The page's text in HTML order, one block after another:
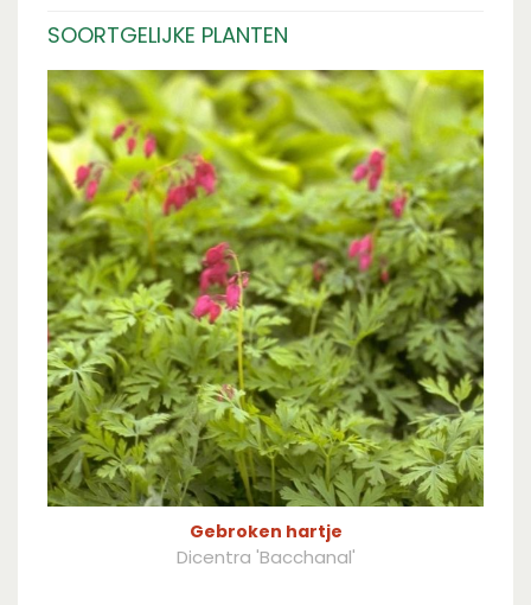
SOORTGELIJKE PLANTEN
Gebroken hartje
Dicentra 'Bacchanal'